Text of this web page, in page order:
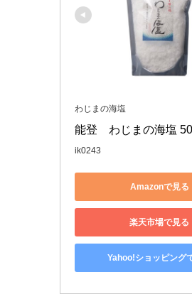
わじまの海塩
能登　わじまの海塩
ik0243
Amazonで見る
楽天市場で見る
Yahoo!ショッピング